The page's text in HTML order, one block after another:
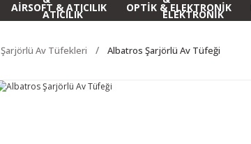
AİRSOFT & ATICILIK OPTİK & ELEKTRONİK
Şarjörlü Av Tüfekleri Albatros Şarjörlü Av Tüfeği